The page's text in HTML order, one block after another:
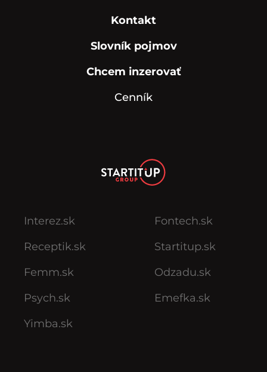
Kontakt
Slovník pojmov
Chcem inzerovať
Cenník
Interez.sk
Receptik.sk
Femm.sk
Psych.sk
Yimba.sk
Fontech.sk
Startitup.sk
Odzadu.sk
Emefka.sk